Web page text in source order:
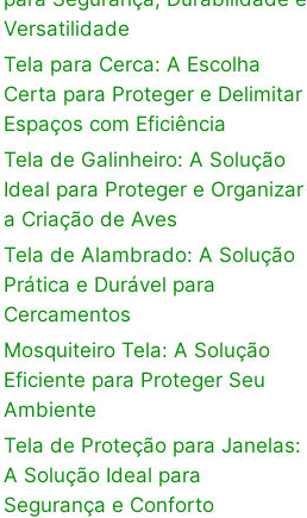
Versatilidade
Tela para Cerca: A Escolha
Certa para Proteger e Delimitar
Espaços com Eficiência
Tela de Galinheiro: A Solução
Ideal para Proteger e Organizar
a Criação de Aves
Tela de Alambrado: A Solução
Prática e Durável para
Cercamentos
Mosquiteiro Tela: A Solução
Eficiente para Proteger Seu
Ambiente
Tela de Proteção para Janelas:
A Solução Ideal para
Segurança e Conforto